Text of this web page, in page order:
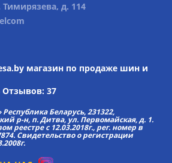
Тимирязева, д. 114
магазин по продаже шин и
Отзывов: 37
Беларусь, 231322,
р-н, п. Дитва, ул. Первомайская, д. 1.
реестре с 12.03.2018г., рег. номер в
Свидетельство о регистрации